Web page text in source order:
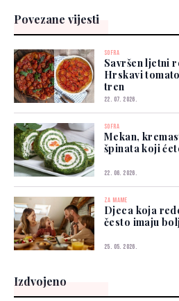
Povezane vijesti
SOFRA
Savršen ljetni
Hrskavi
tren
22. 07. 2026.
SOFRA
Mekan,
špinata koji
22. 06. 2026.
ZA MAME
Djeca koja
često imaju
25. 05. 2026.
Izdvojeno